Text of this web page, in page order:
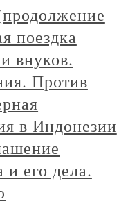
поездка
внуков.
Против
в Индонезии
его дела.